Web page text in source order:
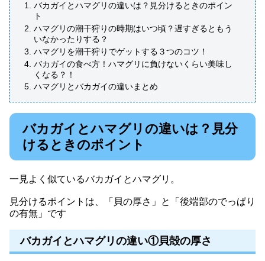
バカガイとハマグリの違いは？見分けるときのポイン
ト
ハマグリの潮干狩りの時期はいつ頃？遅すぎるともう
いなかったりする？
ハマグリを潮干狩りでゲットする３つのコツ！
バカガイの食べ方！ハマグリに負けないくらい美味し
くなる？！
ハマグリとバカガイの違いまとめ
バカガイとハマグリの違いは？見分
けるときのポイント
一見よく似ているバカガイとハマグリ。
見分けるポイントは、「貝の厚さ」と「後端部のでっぱり
の有無」です
バカガイとハマグリの違い①貝殻の厚さ